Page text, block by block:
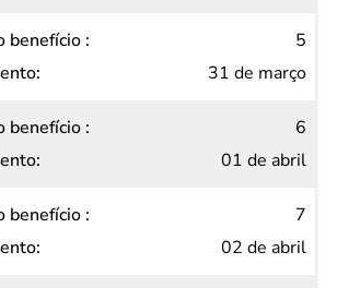
5
31 de março
6
01 de abril
7
02 de abril